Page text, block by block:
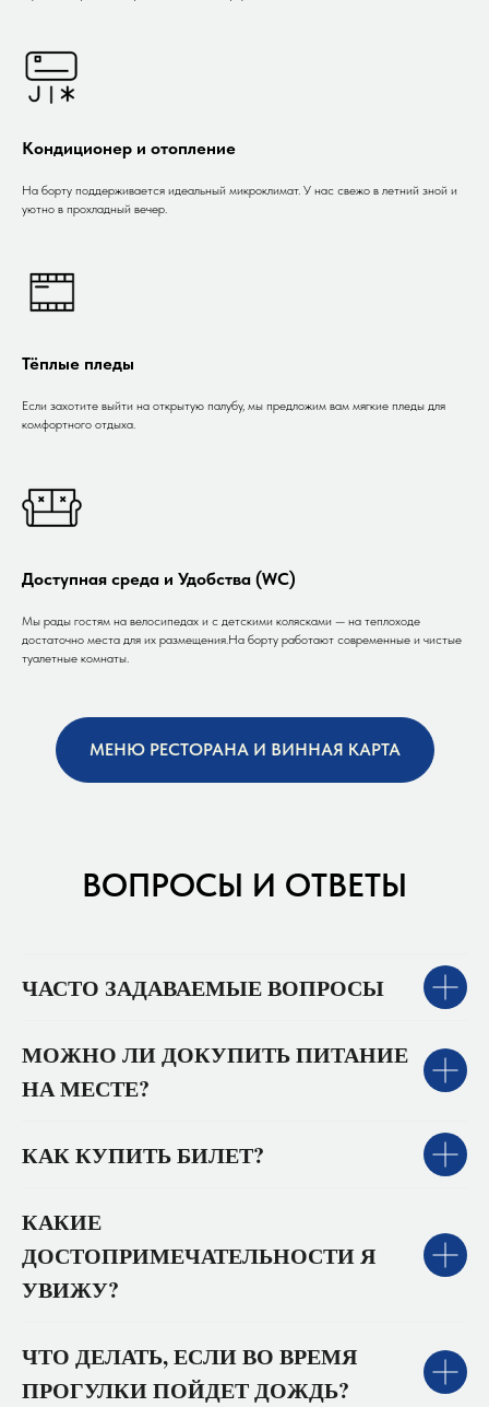
Кондиционер и отопление
На борту поддерживается идеальный микроклимат. У нас свежо в летний зной и
уютно в прохладный вечер.
Тёплые пледы
Если захотите выйти на открытую палубу, мы предложим вам мягкие пледы для
комфортного отдыха.
Доступная среда и Удобства (WC)
Мы рады гостям на велосипедах и с детскими колясками — на теплоходе
достаточно места для их размещения.На борту работают современные и чистые
туалетные комнаты.
МЕНЮ РЕСТОРАНА И ВИННАЯ КАРТА
ВОПРОСЫ И ОТВЕТЫ
ЧАСТО ЗАДАВАЕМЫЕ ВОПРОСЫ
МОЖНО ЛИ ДОКУПИТЬ ПИТАНИЕ
НА МЕСТЕ?
КАК КУПИТЬ БИЛЕТ?
КАКИЕ
ДОСТОПРИМЕЧАТЕЛЬНОСТИ Я
УВИЖУ?
ЧТО ДЕЛАТЬ, ЕСЛИ ВО ВРЕМЯ
ПРОГУЛКИ ПОЙДЕТ ДОЖДЬ?